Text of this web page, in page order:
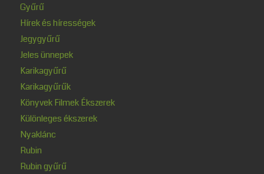
Gyűrű
Hírek és hírességek
Jegygyűrű
Jeles ünnepek
Karikagyűrű
Karikagyűrűk
Könyvek Filmek Ékszerek
Különleges ékszerek
Nyaklánc
Rubin
Rubin gyűrű